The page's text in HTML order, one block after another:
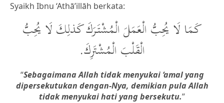
Syaikh Ibnu ‘Athā’illāh berkata:
كَمَا لَا يُحِبُّ الْعَمَلَ الْمُشْتَرَكَ كَذلِكَ لَا يُحِبُّ
الْقَلْبَ الْمُشْتَرِكَ.
“Sebagaimana Allah tidak menyukai ‘amal yang
dipersekutukan dengan-Nya, demikian pula Allah
tidak menyukai hati yang bersekutu.”